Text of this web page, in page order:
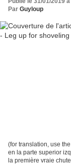
Par Guyloup
(for translation, use
en la parte superior
la première vraie